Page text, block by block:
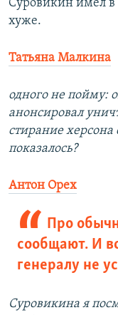
Суровикин имел в
хуже.
Татьяна Малкина
одного не пойму:
анонсировал
стирание
показалось?
Антон Орех
Про
сообщают. И
генералу не
Суровикина я